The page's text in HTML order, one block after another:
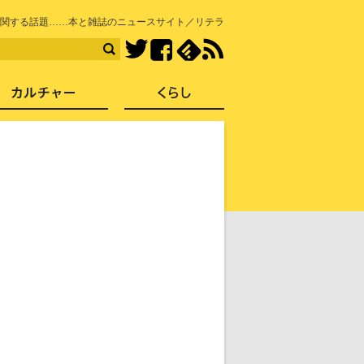
する話題……本と雑誌のニュースサイト／リテラ
TwitterFacebook
社会